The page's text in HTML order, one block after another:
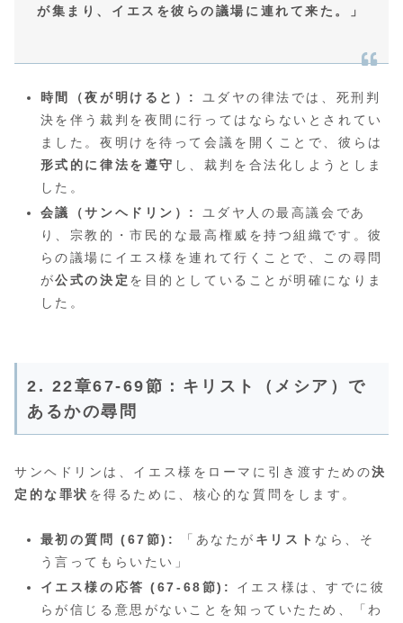
が集まり、イエスを彼らの議場に連れて来た。」
時間（夜が明けると）:
ユダヤの律法では、死刑判
決を伴う裁判を夜間に行ってはならないとされてい
ました。夜明けを待って会議を開くことで、彼らは
形式的に律法を遵守 し、裁判を合法化しようとしま
した。
会議（サンヘドリン）:
ユダヤ人の最高議会であ
り、宗教的・市民的な最高権威を持つ組織です。彼
らの議場にイエス様を連れて行くことで、この尋問
が公式の決定 を目的としていることが明確になりま
した。
2. 22章67-69節：キリスト（メシア）で
あるかの尋問
サンヘドリンは、イエス様をローマに引き渡すための決
定的な罪状 を得るために、核心的な質問をします。
最初の質問 (67節): 「あなたが キリスト なら、そ
う言ってもらいたい」
イエス様の応答 (67-68節):
イエス様は、すでに彼
らが信じる意思がないことを知っていたため、「わ